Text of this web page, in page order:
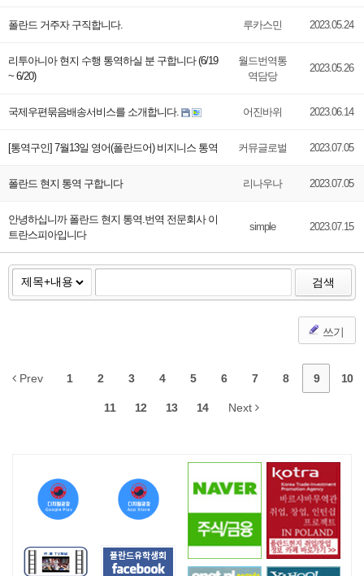
폴란드 거주자 구직합니다. 루카스민 2023.05.24
리투아니아 현지 수행 통역하실 분 구합니다 (6/19
~ 6/20)
월드번역통
역담당
2023.05.26
국제우편묶음배송서비스를 소개합니다. 어진바위 2023.06.14
[통역구인] 7월13일 영어(폴란드어) 비지니스 통역 커뮤글로벌 2023.07.05
폴란드 현지 통역 구합니다 리나우나 2023.07.05
안녕하십니까 폴란드 현지 통역.번역 전문회사 이
트란스피아입니다
simple 2023.07.15
검색
쓰기
Prev 1 2 3 4 5 6 7 8 9 10
11 12 13 14 Next